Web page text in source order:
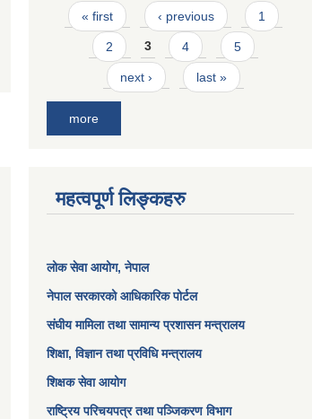
Pages
« first ‹ previous 1
2 3 4 5
next › last »
more
महत्वपूर्ण लिङ्कहरु
लोक सेवा आयोग, नेपाल
नेपाल सरकारको आधिकारिक पोर्टल
संघीय मामिला तथा सामान्य प्रशासन मन्त्रालय
शिक्षा, विज्ञान तथा प्रविधि मन्त्रालय
शिक्षक सेवा आयोग
राष्ट्रिय परिचयपत्र तथा पञ्जिकरण विभाग